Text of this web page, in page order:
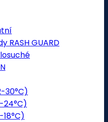
RASH GUARD
30°C)
24°C)